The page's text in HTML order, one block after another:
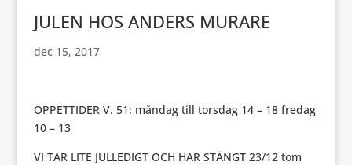
JULEN HOS ANDERS MURARE
dec 15, 2017
ÖPPETTIDER V. 51: måndag till torsdag 14 – 18 fredag
10 – 13
VI TAR LITE JULLEDIGT OCH HAR STÄNGT 23/12 tom